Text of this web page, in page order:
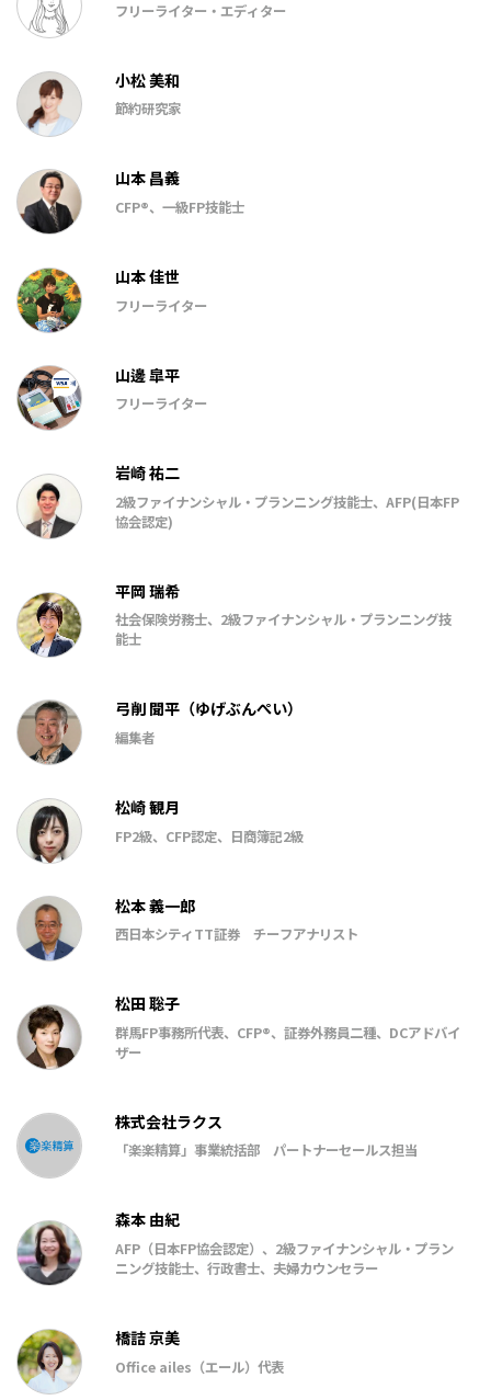
フリーライター・エディター
小松 美和
節約研究家
山本 昌義
CFP®、一級FP技能士
山本 佳世
フリーライター
山邊 皐平
フリーライター
岩崎 祐二
2級ファイナンシャル・プランニング技能士、AFP(日本FP
協会認定)
平岡 瑞希
社会保険労務士、2級ファイナンシャル・プランニング技
能士
弓削 聞平（ゆげぶんぺい）
編集者
松崎 観月
FP2級、CFP認定、日商簿記2級
松本 義一郎
西日本シティTT証券 チーフアナリスト
松田 聡子
群馬FP事務所代表、CFP®、証券外務員二種、DCアドバイ
ザー
株式会社ラクス
「楽楽精算」事業統括部 パートナーセールス担当
森本 由紀
AFP（日本FP協会認定）、2級ファイナンシャル・プラン
ニング技能士、行政書士、夫婦カウンセラー
橋詰 京美
Office ailes（エール）代表